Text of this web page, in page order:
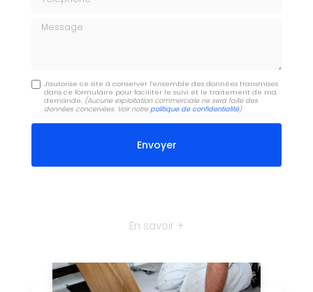
Message
J'autorise ce site à conserver l'ensemble des données transmises
dans ce formulaire pour faciliter le suivi et le traitement de ma
demande. (Aucune exploitation commerciale ne sera faite des
données concervées. Voir notrepolitique de confidentialité)
En savoir +